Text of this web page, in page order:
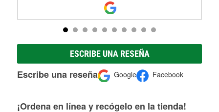
ESCRIBE UNA RESEÑA
Escribe una reseña Google Facebook
¡Ordena en línea y recógelo en la tienda!